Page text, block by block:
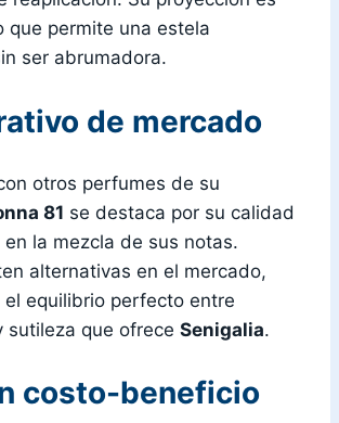
que permite una estela
ser abrumadora.
de mercado
otros perfumes de su
81 se destaca por su calidad
la mezcla de sus notas.
alternativas en el mercado,
el equilibrio perfecto entre
sutileza que ofrece Senigalia.
costo-beneficio